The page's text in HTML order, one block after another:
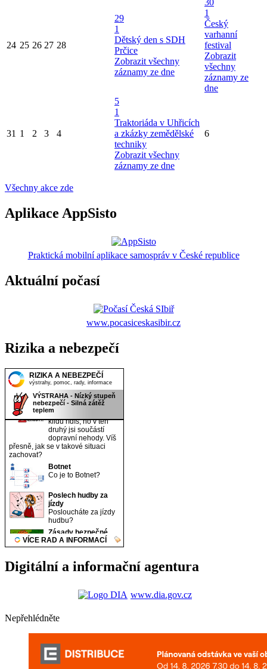
24 25 26 27 28
29
1
Dětský den s SDH
Prčice
Zobrazit všechny
záznamy ze dne
30
1
Český
varhanní
festival
Zobrazit
všechny
záznamy ze
dne
31 1 2 3 4
5
1
Traktoriáda v Uhřicích
a zkázky zemědělské
techniky
Zobrazit všechny
záznamy ze dne
6
Všechny akce zde
Aplikace AppSisto
Praktická mobilní aplikace samospráv v České republice
Aktuální počasí
www.pocasiceskasibir.cz
Rizika a nebezpečí
Digitální a informační agentura
www.dia.gov.cz
Nepřehlédněte